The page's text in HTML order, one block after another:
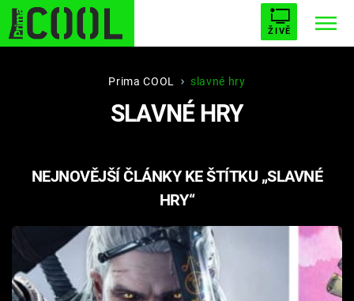
ŽIVĚ
STARHOUSE BUFFY, PŘEMOŽITELKA UPÍRŮ
PLNEJ KOTEL AVENGERS 5
Filmy
Seriály
Prima COOL slavné hry
SLAVNÉ HRY
NEJNOVĚJŠÍ ČLÁNKY KE ŠTÍTKU „SLAVNÉ
HRY“